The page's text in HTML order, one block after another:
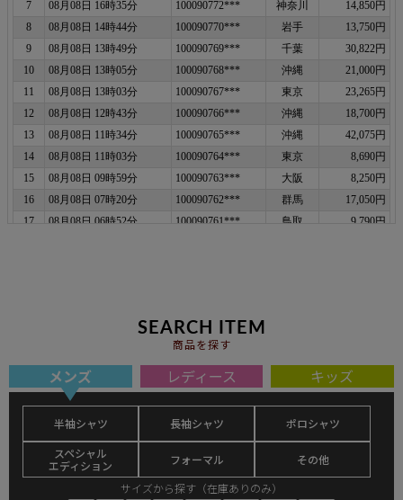
SEARCH ITEM
商品を探す
メンズ レディース キッズ
半袖シャツ 長袖シャツ
ポロシャツ
スペシャル
エディション
フォーマル
その他
サイズから探す（在庫ありのみ）